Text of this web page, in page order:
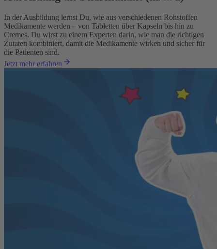
In der Ausbildung lernst Du, wie aus verschiedenen Rohstoffen
Medikamente werden – von Tabletten über Kapseln bis hin zu
Cremes. Du wirst zu einem Experten darin, wie man die richtigen
Zutaten kombiniert, damit die Medikamente wirken und sicher für
die Patienten sind.
Jetzt mehr erfahren